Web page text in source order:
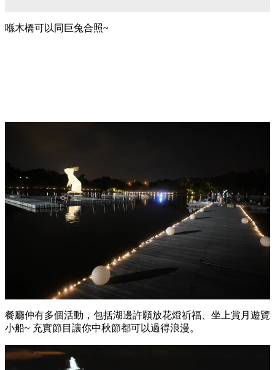
喺木橋可以同巨兔合照~
餐廳仲有多個活動，包括湖邊許願放花燈祈福、坐上賞月遊覽
小船~ 充實節目讓你中秋節都可以過得浪漫。